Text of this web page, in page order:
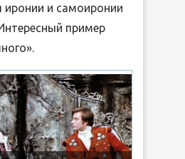
иронии и самоиронии
пример